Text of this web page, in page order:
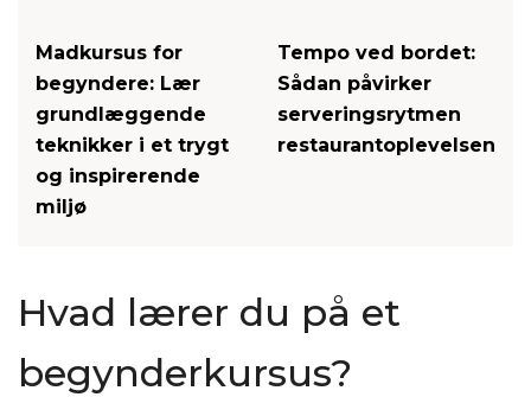
Madkursus for
begyndere: Lær
grundlæggende
teknikker i et trygt
og inspirerende
miljø
Tempo ved bordet:
Sådan påvirker
serveringsrytmen
restaurantoplevelsen
Hvad lærer du på et
begynderkursus?